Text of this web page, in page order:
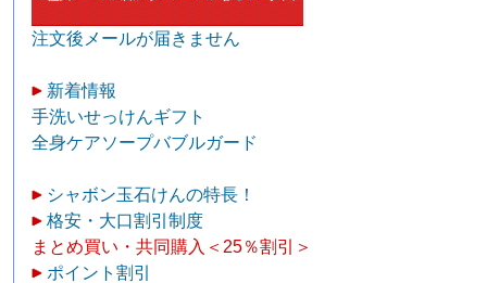
注文後メールが届きません
新着情報
手洗いせっけんギフト
全身ケアソープバブルガード
シャボン玉石けんの特長！
格安・大口割引制度
まとめ買い・共同購入＜25％割引＞
ポイント割引